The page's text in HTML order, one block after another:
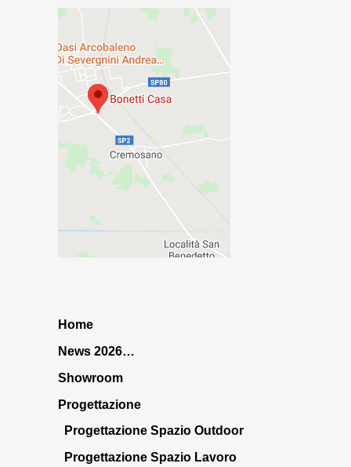
Home
News 2026…
Showroom
Progettazione
Progettazione Spazio Outdoor
Progettazione Spazio Lavoro